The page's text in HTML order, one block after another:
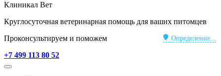
Клиникал Вет
Круглосуточная ветеринарная помощь для ваших питомцев
Определение...
Проконсультируем и поможем
+7 499 113 80 52